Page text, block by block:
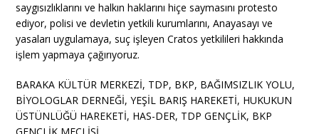
saygısızlıklarını ve halkın haklarını hiçe saymasını protesto
ediyor, polisi ve devletin yetkili kurumlarını, Anayasayı ve
yasaları uygulamaya, suç işleyen Cratos yetkilileri hakkında
işlem yapmaya çağırıyoruz.
BARAKA KÜLTÜR MERKEZİ, TDP, BKP, BAĞIMSIZLIK YOLU,
BİYOLOGLAR DERNEĞİ, YEŞİL BARIŞ HAREKETİ, HUKUKUN
ÜSTÜNLÜĞÜ HAREKETİ, HAS-DER, TDP GENÇLİK, BKP